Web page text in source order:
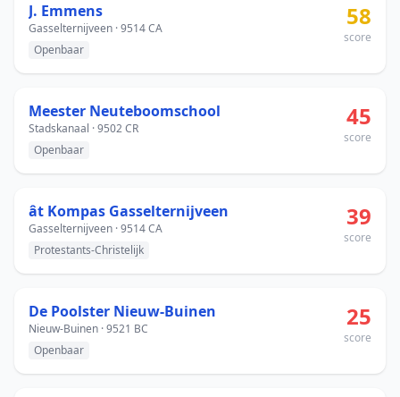
J. Emmens
Gasselternijveen · 9514 CA
Openbaar
58
score
Meester Neuteboomschool
Stadskanaal · 9502 CR
Openbaar
45
score
ât Kompas Gasselternijveen
Gasselternijveen · 9514 CA
Protestants-Christelijk
39
score
De Poolster Nieuw-Buinen
Nieuw-Buinen · 9521 BC
Openbaar
25
score